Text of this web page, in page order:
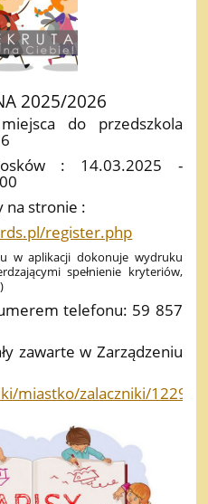
2025/2026
do przedszkola
: 14.03.2025 -
na stronie :
register.php
w aplikacji dokonuje wydruku
spełnienie kryteriów,
telefonu: 59 857
zawarte w Zarządzeniu
miastko/zalaczniki/12296/